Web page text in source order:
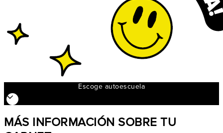
Escoge autoescuela
MÁS INFORMACIÓN SOBRE TU